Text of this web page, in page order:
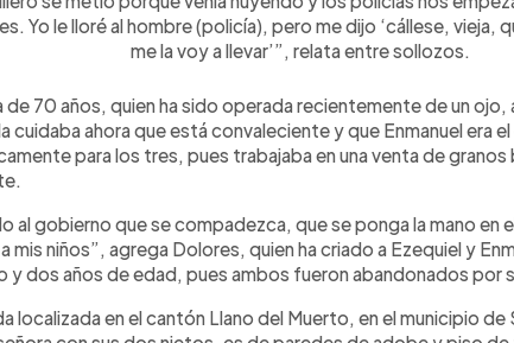
Yo le lloré al hombre (policía), pero me dijo ‘cállese, vieja,
me la voy a llevar’”, relata entre sollozos.
de 70 años, quien ha sido operada recientemente de un ojo,
cuidaba ahora que está convaleciente y que Enmanuel era
para los tres, pues trabajaba en una venta de granos
al gobierno que se compadezca, que se ponga la mano en
mis niños”, agrega Dolores, quien ha criado a Ezequiel y
y dos años de edad, pues ambos fueron abandonados por
localizada en el cantón Llano del Muerto, en el municipio